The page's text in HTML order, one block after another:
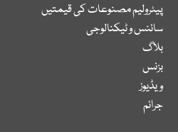
پیٹرولیم مصنوعات کی قیمتیں
سائنس و ٹیکنالوجی
بلاگ
بزنس
ویڈیوز
جرائم